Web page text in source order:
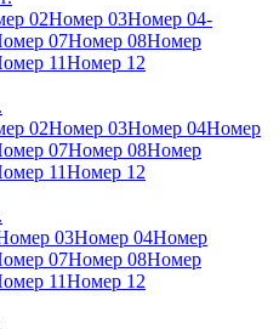
02Номер 03Номер 04-
07Номер 08Номер
11Номер 12
02Номер 03Номер 04Номер
07Номер 08Номер
11Номер 12
03Номер 04Номер
07Номер 08Номер
11Номер 12